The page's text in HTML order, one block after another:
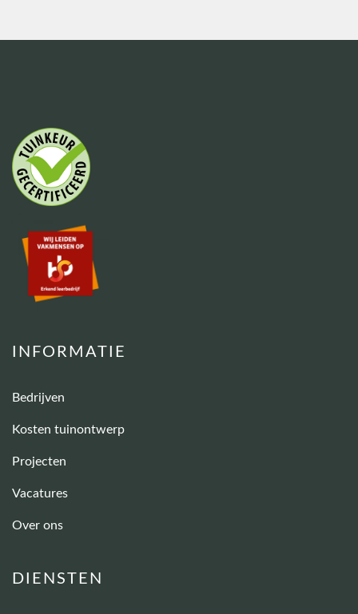
INFORMATIE
Bedrijven
Kosten tuinontwerp
Projecten
Vacatures
Over ons
DIENSTEN